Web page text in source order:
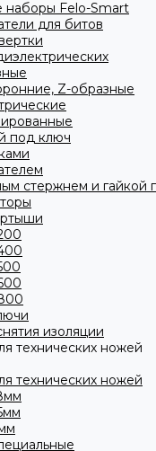
наборы Felo-Smart
для битов
Z-образные
под ключ
стержнем и гайкой
изоляции
технических ножей
технических ножей